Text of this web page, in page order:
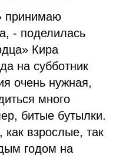
принимаю
- поделилась
Кира
на субботник
очень нужная,
много
битые бутылки.
как взрослые, так
годом на